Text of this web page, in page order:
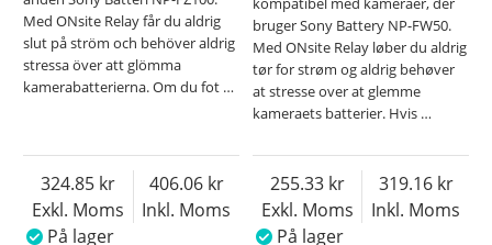
Med ONsite Relay får du aldrig
slut på ström och behöver aldrig
stressa över att glömma
kamerabatterierna. Om du fot …
Exkl. Moms
324.85
Inkl. Moms
406.06
På lager
bruger Sony Battery NP-FW50.
Med ONsite Relay løber du aldrig
tør for strøm og aldrig behøver
at stresse over at glemme
kameraets batterier. Hvis …
Exkl. Moms
255.33
Inkl. Moms
319.16
På lager